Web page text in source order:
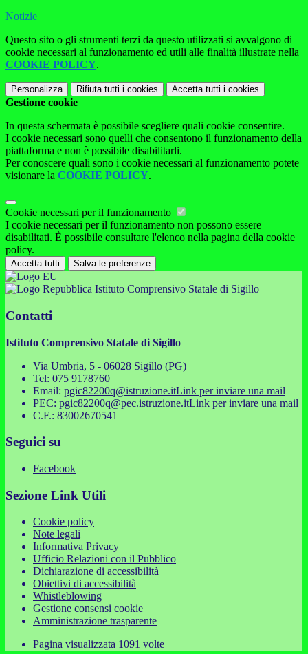
Notizie
Questo sito o gli strumenti terzi da questo utilizzati si avvalgono di
cookie necessari al funzionamento ed utili alle finalità illustrate nella
COOKIE POLICY.
Personalizza Rifiuta tutti i cookies Accetta tutti i cookies
Gestione cookie
In questa schermata è possibile scegliere quali cookie consentire.
I cookie necessari sono quelli che consentono il funzionamento della
piattaforma e non è possibile disabilitarli.
Per conoscere quali sono i cookie necessari al funzionamento potete
visionare la COOKIE POLICY.
Cookie necessari per il funzionamento
I cookie necessari per il funzionamento non possono essere
disabilitati. È possibile consultare l'elenco nella pagina della cookie
policy.
Accetta tutti Salva le preferenze
Istituto Comprensivo Statale di Sigillo
Contatti
Istituto Comprensivo Statale di Sigillo
Via Umbria, 5 - 06028 Sigillo (PG)
Tel: 075 9178760
Email: pgic82200q@istruzione.itLink per inviare una mail
PEC: pgic82200q@pec.istruzione.itLink per inviare una mail
C.F.: 83002670541
Seguici su
Facebook
Sezione Link Utili
Cookie policy
Note legali
Informativa Privacy
Ufficio Relazioni con il Pubblico
Dichiarazione di accessibilità
Obiettivi di accessibilità
Whistleblowing
Gestione consensi cookie
Amministrazione trasparente
Pagina visualizzata 1091 volte